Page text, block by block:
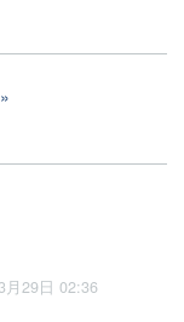
月29日 02:36